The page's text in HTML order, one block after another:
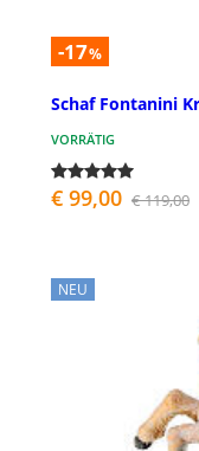
-17%
Schaf Fontanini
VORRÄTIG
€ 99,00 € 119,00
NEU